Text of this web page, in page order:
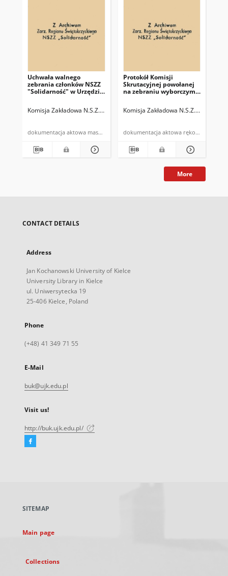
Uchwała walnego
zebrania członków NSZZ
"Solidarność" w Urzędzie
Komisja Zakładowa N.S.Z.Z. "Solidarność" w Urzędzie Gminy
dokumentacja aktowa maszynopis
Protokół Komisji
Skrutacyjnej powołanej
na zebraniu wyborczym
Urzędzie Gminy w
Komisja Zakładowa N.S.Z.Z.
dokumentacja aktowa rękopis
More
CONTACT DETAILS
Address
Jan Kochanowski University of Kielce
University Library in Kielce
ul. Uniwersytecka 19
25-406 Kielce, Poland
Phone
(+48) 41 349 71 55
E-Mail
buk@ujk.edu.pl
Visit us!
http://buk.ujk.edu.pl/
Facebook
new
SITEMAP
Main page
Collections